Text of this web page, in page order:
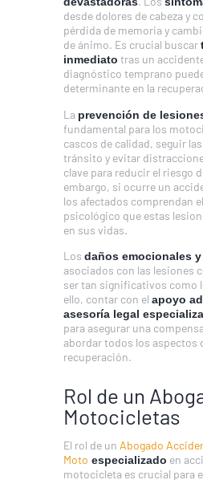
desde dolores de cabeza y
pérdida de memoria y
de ánimo. Es crucial buscar
inmediato tras un
diagnóstico temprano
determinante en la
La prevención de
fundamental para los
cascos de calidad, seguir
tránsito y evitar
clave para reducir el riesgo
embargo, si ocurre un
los afectados comprendan
psicológico que estas
en sus vidas.
Los daños emocionales
asociados con las lesiones
ser tan significativos como
ello, contar con el apoyo
asesoría legal
para asegurar una
abordar todos los aspectos
recuperación.
Rol de un
Motocicletas
El rol de un Abogado
Moto especializado en
motocicleta es crucial para